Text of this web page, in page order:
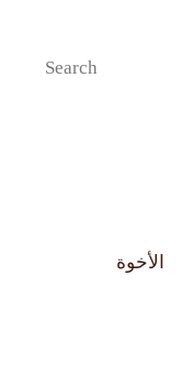
الأخوة